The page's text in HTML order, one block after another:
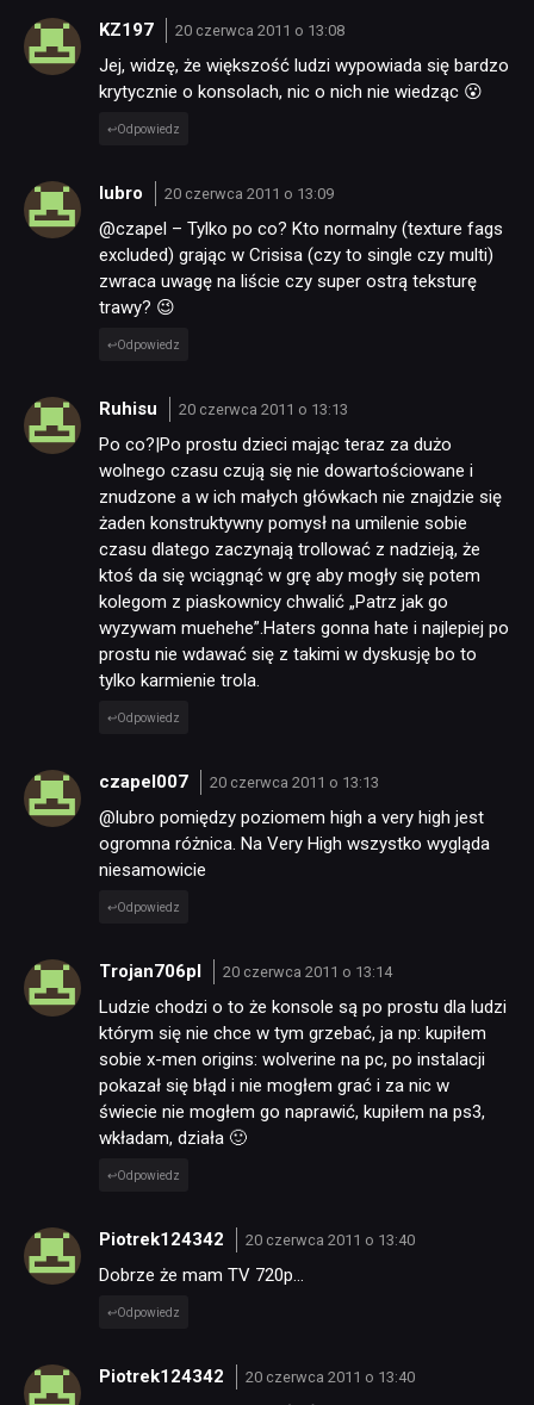
KZ197 20 czerwca 2011 o 13:08
Jej, widzę, że większość ludzi wypowiada się bardzo
krytycznie o konsolach, nic o nich nie wiedząc 😮
Odpowiedz
lubro 20 czerwca 2011 o 13:09
@czapel – Tylko po co? Kto normalny (texture fags
excluded) grając w Crisisa (czy to single czy multi)
zwraca uwagę na liście czy super ostrą teksturę
trawy? 😉
Odpowiedz
Ruhisu 20 czerwca 2011 o 13:13
Po co?|Po prostu dzieci mając teraz za dużo
wolnego czasu czują się nie dowartościowane i
znudzone a w ich małych główkach nie znajdzie się
żaden konstruktywny pomysł na umilenie sobie
czasu dlatego zaczynają trollować z nadzieją, że
ktoś da się wciągnąć w grę aby mogły się potem
kolegom z piaskownicy chwalić „Patrz jak go
wyzywam muehehe”.Haters gonna hate i najlepiej po
prostu nie wdawać się z takimi w dyskusję bo to
tylko karmienie trola.
Odpowiedz
czapel007 20 czerwca 2011 o 13:13
@lubro pomiędzy poziomem high a very high jest
ogromna różnica. Na Very High wszystko wygląda
niesamowicie
Odpowiedz
Trojan706pl 20 czerwca 2011 o 13:14
Ludzie chodzi o to że konsole są po prostu dla ludzi
którym się nie chce w tym grzebać, ja np: kupiłem
sobie x-men origins: wolverine na pc, po instalacji
pokazał się błąd i nie mogłem grać i za nic w
świecie nie mogłem go naprawić, kupiłem na ps3,
wkładam, działa 🙂
Odpowiedz
Piotrek124342 20 czerwca 2011 o 13:40
Dobrze że mam TV 720p…
Odpowiedz
Piotrek124342 20 czerwca 2011 o 13:40